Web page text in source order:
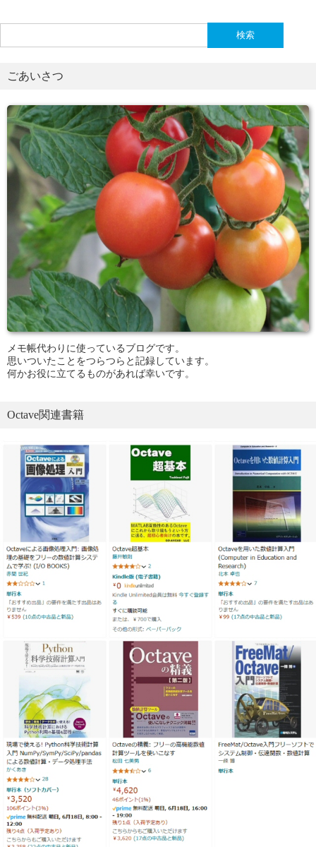
索:
ごあいさつ
メモ帳代わりに使っているブログです。
思いついたことをつらつらと記録しています。
何かお役に立てるものがあれば幸いです。
Octave関連書籍